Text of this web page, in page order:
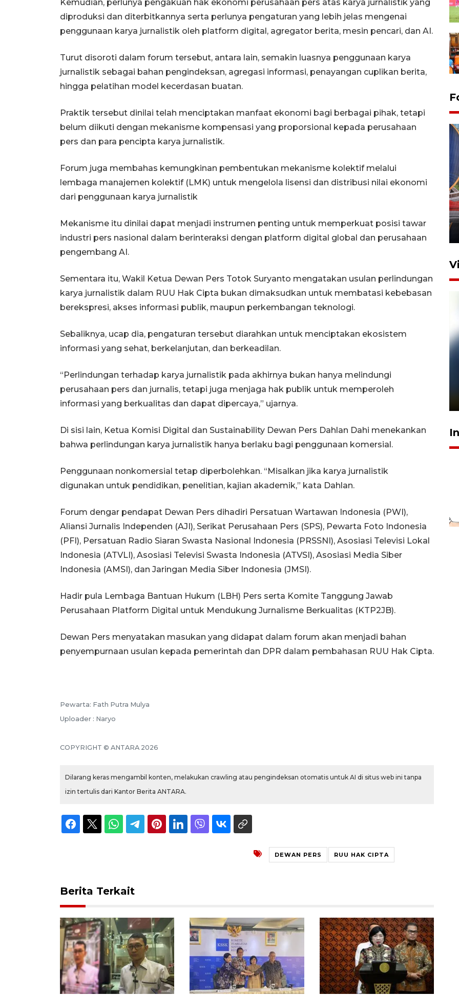
Kemudian, perlunya pengakuan hak ekonomi perusahaan pers atas karya jurnalistik yang
diproduksi dan diterbitkannya serta perlunya pengaturan yang lebih jelas mengenai
penggunaan karya jurnalistik oleh platform digital, agregator berita, mesin pencari, dan AI.
Turut disoroti dalam forum tersebut, antara lain, semakin luasnya penggunaan karya
jurnalistik sebagai bahan pengindeksan, agregasi informasi, penayangan cuplikan berita,
hingga pelatihan model kecerdasan buatan.
Praktik tersebut dinilai telah menciptakan manfaat ekonomi bagi berbagai pihak, tetapi
belum diikuti dengan mekanisme kompensasi yang proporsional kepada perusahaan
pers dan para pencipta karya jurnalistik.
Forum juga membahas kemungkinan pembentukan mekanisme kolektif melalui
lembaga manajemen kolektif (LMK) untuk mengelola lisensi dan distribusi nilai ekonomi
dari penggunaan karya jurnalistik
Mekanisme itu dinilai dapat menjadi instrumen penting untuk memperkuat posisi tawar
industri pers nasional dalam berinteraksi dengan platform digital global dan perusahaan
pengembang AI.
Sementara itu, Wakil Ketua Dewan Pers Totok Suryanto mengatakan usulan perlindungan
karya jurnalistik dalam RUU Hak Cipta bukan dimaksudkan untuk membatasi kebebasan
berekspresi, akses informasi publik, maupun perkembangan teknologi.
Sebaliknya, ucap dia, pengaturan tersebut diarahkan untuk menciptakan ekosistem
informasi yang sehat, berkelanjutan, dan berkeadilan.
“Perlindungan terhadap karya jurnalistik pada akhirnya bukan hanya melindungi
perusahaan pers dan jurnalis, tetapi juga menjaga hak publik untuk memperoleh
informasi yang berkualitas dan dapat dipercaya,” ujarnya.
Di sisi lain, Ketua Komisi Digital dan Sustainability Dewan Pers Dahlan Dahi menekankan
bahwa perlindungan karya jurnalistik hanya berlaku bagi penggunaan komersial.
Penggunaan nonkomersial tetap diperbolehkan. “Misalkan jika karya jurnalistik
digunakan untuk pendidikan, penelitian, kajian akademik,” kata Dahlan.
Forum dengar pendapat Dewan Pers dihadiri Persatuan Wartawan Indonesia (PWI),
Aliansi Jurnalis Independen (AJI), Serikat Perusahaan Pers (SPS), Pewarta Foto Indonesia
(PFI), Persatuan Radio Siaran Swasta Nasional Indonesia (PRSSNI), Asosiasi Televisi Lokal
Indonesia (ATVLI), Asosiasi Televisi Swasta Indonesia (ATVSI), Asosiasi Media Siber
Indonesia (AMSI), dan Jaringan Media Siber Indonesia (JMSI).
Hadir pula Lembaga Bantuan Hukum (LBH) Pers serta Komite Tanggung Jawab
Perusahaan Platform Digital untuk Mendukung Jurnalisme Berkualitas (KTP2JB).
Dewan Pers menyatakan masukan yang didapat dalam forum akan menjadi bahan
penyempurnaan usulan kepada pemerintah dan DPR dalam pembahasan RUU Hak Cipta.
Pewarta: Fath Putra Mulya
Uploader : Naryo
COPYRIGHT © ANTARA 2026
Dilarang keras mengambil konten, melakukan crawling atau pengindeksan otomatis untuk AI di situs web ini tanpa
izin tertulis dari Kantor Berita ANTARA.
DEWAN PERS RUU HAK CIPTA
Berita Terkait
12 Juni 2026 18:49
Pelanggan Filaha Farm setia
sampai 8 tahan?
2026-08-06 13:15:00